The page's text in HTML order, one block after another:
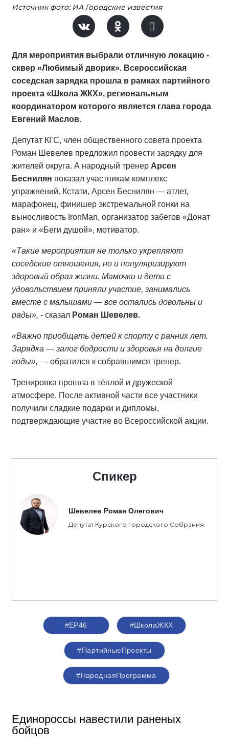
Источник фото: ИА Городские известия
Для мероприятия выбрали отличную локацию -
сквер «Любимый дворик». Всероссийская
соседская зарядка прошла в рамках партийного
проекта «Школа ЖКХ», региональным
координатором которого является глава города
Евгений Маслов.
Депутат КГС, член общественного совета проекта
Роман Шевелев предложил провести зарядку для
жителей округа. А народный тренер Арсен
Беснилян показал участникам комплекс
упражнений. Кстати, Арсен Беснилян — атлет,
марафонец, финишер экстремальной гонки на
выносливость IronMan, организатор забегов «Донат
ран» и «Беги душой», мотиватор.
«Такие мероприятия не только укрепляют
соседские отношения, но и популяризируют
здоровый образ жизни. Мамочки и дети с
удовольствием приняли участие, занимались
вместе с малышами — все остались довольны и
рады», - сказал Роман Шевелев.
«Важно приобщать детей к спорту с ранних лет.
Зарядка — залог бодрости и здоровья на долгие
годы», — обратился к собравшимся тренер.
Тренировка прошла в тёплой и дружеской
атмосфере. После активной части все участники
получили сладкие подарки и дипломы,
подтверждающие участие во Всероссийской акции.
Спикер
Шевелев Роман Олегович
Депутат Курского городского Собрания
#ЕР46 #ШколаЖКХ
#ПартийныеПроекты
#НароднаяПрограмма
Единороссы навестили раненых
бойцов